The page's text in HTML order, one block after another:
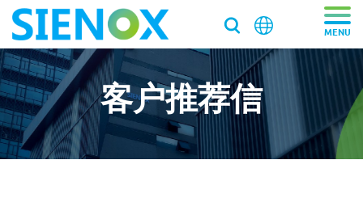
关于我们
关于我们
产品中心
客户推荐信